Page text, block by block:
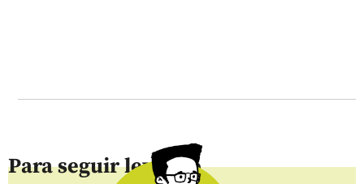
Para seguir leyendo